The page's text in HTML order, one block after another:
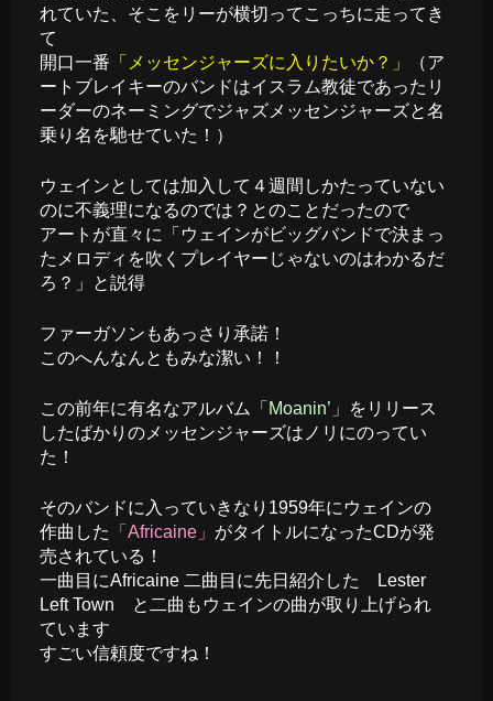
れていた、そこをリーが横切ってこっちに走ってき
て
開口一番 「メッセンジャーズに入りたいか？」
（ア
ートブレイキーのバンドはイスラム教徒であったリ
ーダーのネーミングでジャズメッセンジャーズと名
乗り名を馳せていた！）
ウェインとしては加入して４週間しかたっていない
のに不義理になるのでは？とのことだったので
アートが直々に「ウェインがビッグバンドで決まっ
たメロディを吹くプレイヤーじゃないのはわかるだ
ろ？」と説得
ファーガソンもあっさり承諾！
このへんなんともみな潔い！！
この前年に有名なアルバム 「Moanin’」
をリリース
したばかりのメッセンジャーズはノリにのってい
た！
そのバンドに入っていきなり1959年にウェインの
作曲した
「Africaine」 がタイトルになったCDが発
売されている！
一曲目にAfricaine 二曲目に先日紹介した Lester
Left Town と二曲もウェインの曲が取り上げられ
ています
すごい信頼度ですね！